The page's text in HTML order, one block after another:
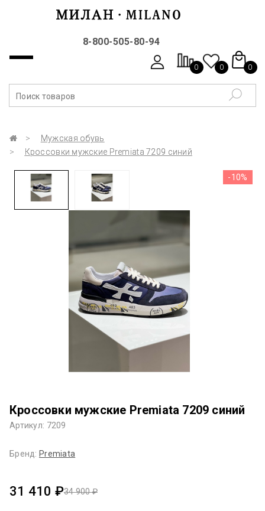
8-800-505-80-94
0 0 0
Мужская обувь
Кроссовки мужские Premiata 7209 синий
-10%
Кроссовки мужские Premiata 7209 синий
Артикул: 7209
Бренд: Premiata
34 900 ₽
31 410 ₽